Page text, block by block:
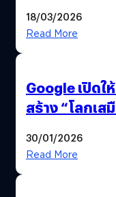
18/03/2026
Read More
Google เปิดใ
สร้าง “โลกเส
30/01/2026
Read More